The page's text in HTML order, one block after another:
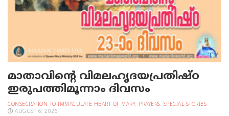
മാതാവിന്റെ വിമലഹൃദയപ്രതിഷ്ഠ
ഇരുപത്തിമൂന്നാം ദിവസം
CONSECRATION TO IMMACULATE HEART OF MARY, PRAYERS, SPECIAL STORIES
AUGUST 6, 2026